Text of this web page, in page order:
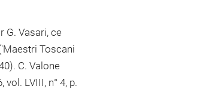
G. Vasari, ce
Toscani
C. Valone
LVIII, n° 4, p.